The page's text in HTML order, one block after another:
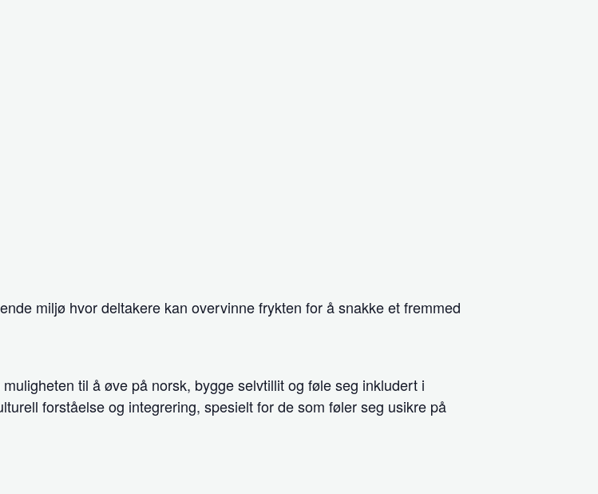
miljø hvor deltakere kan overvinne frykten for å snakke et fremmed
til å øve på norsk, bygge selvtillit og føle seg inkludert i
forståelse og integrering, spesielt for de som føler seg usikre på